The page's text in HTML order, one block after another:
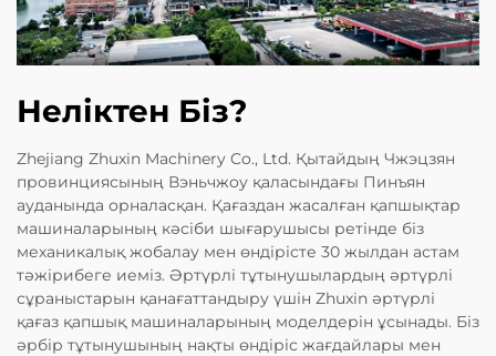
Неліктен Біз?
Zhejiang Zhuxin Machinery Co., Ltd. Қытайдың Чжэцзян
провинциясының Вэньчжоу қаласындағы Пинъян
ауданында орналасқан. Қағаздан жасалған қапшықтар
машиналарының кәсіби шығарушысы ретінде біз
механикалық жобалау мен өндірісте 30 жылдан астам
тәжірибеге иеміз. Әртүрлі тұтынушылардың әртүрлі
сұраныстарын қанағаттандыру үшін Zhuxin әртүрлі
қағаз қапшық машиналарының моделдерін ұсынады. Біз
әрбір тұтынушының нақты өндіріс жағдайлары мен